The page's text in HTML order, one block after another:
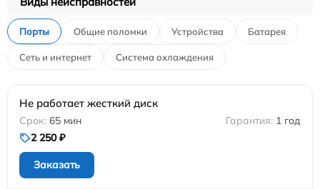
Порты Общие поломки Устройства Батарея
Сеть и интернет Система охлаждения
Не работает жесткий диск
65 мин
1 год
2 250 ₽
Заказать